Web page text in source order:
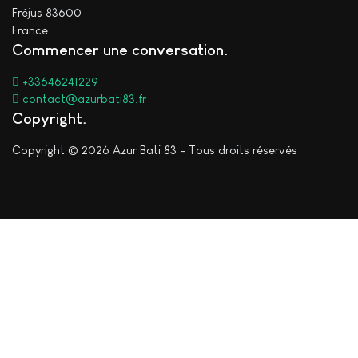
Fréjus 83600
France
Commencer une conversation
+33646241229
contact@azurbati83.fr
Copyright
Copyright © 2026 Azur Bati 83 - Tous droits réservés